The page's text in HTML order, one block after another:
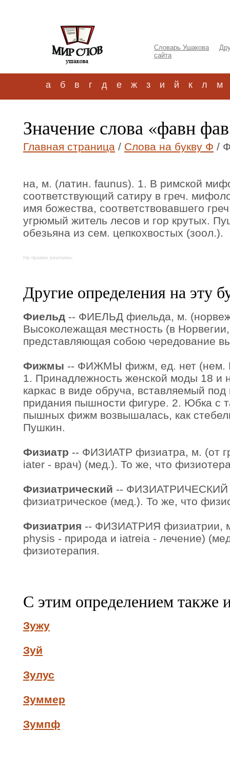
Словарь Ушакова
сайта
а б в г д е ж з и й к л м
Значение слова «фавн
Главная страница / Слова на букву Ф /
на, м. (латин. faunus). 1. В римской
соответствующий сатиру в греч.
имя божества, соответствовавшего
угрюмый житель лесов и гор крутых.
обезьяна из сем. цепкохвостых (зоол.).
На правах рекламы:
Другие определения на эту
Фиельд -- ФИЕЛЬД фиельда, м.
Высоколежащая местность (в
представляющая собою чередование
Фижмы -- ФИЖМЫ фижм, ед. нет (нем.
1. Принадлежность женской моды 18 и
каркас в виде обруча, вставляемый
придания пышности фигуре. 2. Юбка с
пышных фижм возвышалась, как
Пушкин.
Физиатр -- ФИЗИАТР физиатра, м. (от
iater - врач) (мед.). То же, что
Физиатрический -- ФИЗИАТРИЧЕСКИЙ
физиатрическое (мед.). То же, что
Физиатрия -- ФИЗИАТРИЯ физиатрии,
physis - природа и iatreia - лечение)
физиотерапия.
С этим определением также
Зужу
Зуй
Зулус
Зуммер
Зумпф